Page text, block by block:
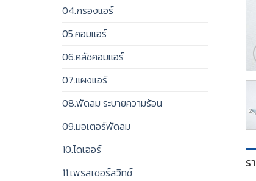
04.กรองแอร์
05.คอมแอร์
06.คลัชคอมแอร์
07.แผงแอร์
08.พัดลม ระบายความร้อน
09.มอเตอร์พัดลม
10.ไดเออร์
11.เพรสเชอร์สวิทช์
ร